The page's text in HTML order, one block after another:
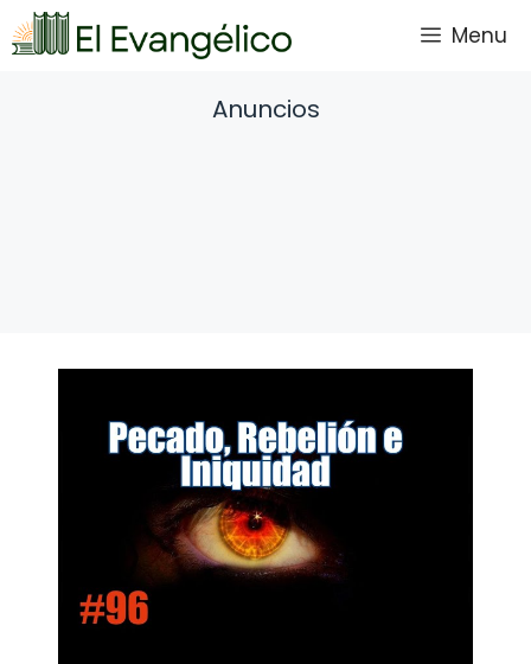
Saltar
al
Menu
Anuncios